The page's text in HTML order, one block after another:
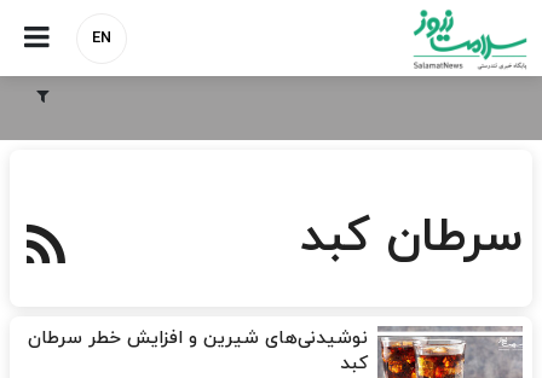
EN
سرطان کبد
نوشیدنی‌های شیرین و افزایش خطر سرطان
کبد